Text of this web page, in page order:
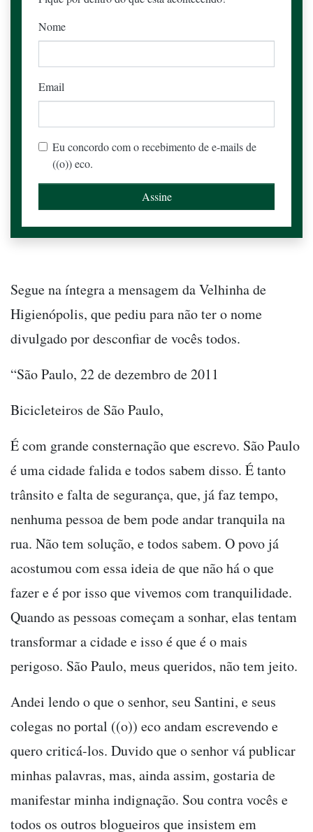
Nome
Email
Eu concordo com o recebimento de e-mails de
((o)) eco.
Segue na íntegra a mensagem da Velhinha de
Higienópolis, que pediu para não ter o nome
divulgado por desconfiar de vocês todos.
“São Paulo, 22 de dezembro de 2011
Bicicleteiros de São Paulo,
É com grande consternação que escrevo. São Paulo
é uma cidade falida e todos sabem disso. É tanto
trânsito e falta de segurança, que, já faz tempo,
nenhuma pessoa de bem pode andar tranquila na
rua. Não tem solução, e todos sabem. O povo já
acostumou com essa ideia de que não há o que
fazer e é por isso que vivemos com tranquilidade.
Quando as pessoas começam a sonhar, elas tentam
transformar a cidade e isso é que é o mais
perigoso. São Paulo, meus queridos, não tem jeito.
Andei lendo o que o senhor, seu Santini, e seus
colegas no portal ((o)) eco andam escrevendo e
quero criticá-los. Duvido que o senhor vá publicar
minhas palavras, mas, ainda assim, gostaria de
manifestar minha indignação. Sou contra vocês e
todos os outros blogueiros que insistem em